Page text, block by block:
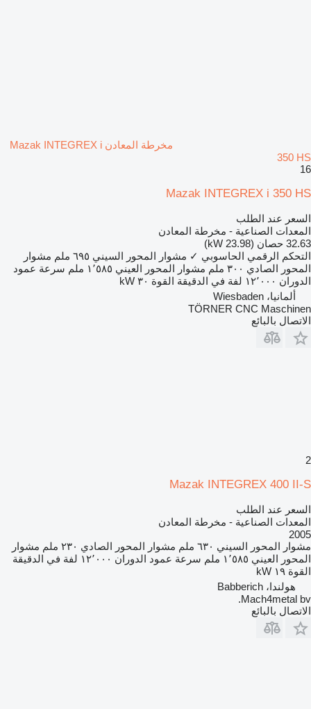
مخرطة المعادن Mazak INTEGREX i
350 HS
16
Mazak INTEGREX i 350 HS
السعر عند الطلب
المعدات الصناعية - مخرطة المعادن
32.63 حصان (23.98 kW)
التحكم الرقمي الحاسوبي ✓ مشوار المحور السيني ٦٩٥ ملم
مشوار
المحور الصادي ٣٠٠ ملم مشوار المحور العيني ١٬٥٨٥ ملم
سرعة عمود
الدوران ١٢٬٠٠٠ لفة في الدقيقة القوة ٣٠ kW
ألمانيا، Wiesbaden
TÖRNER CNC Maschinen
الاتصال بالبائع
2
Mazak INTEGREX 400 II-S
السعر عند الطلب
المعدات الصناعية - مخرطة المعادن
2005
مشوار المحور السيني ٦٣٠ ملم مشوار المحور الصادي ٢٣٠ ملم
مشوار
المحور العيني ١٬٥٨٥ ملم سرعة عمود الدوران ١٢٬٠٠٠ لفة في الدقيقة
القوة ١٩ kW
هولندا، Babberich
Mach4metal bv.
الاتصال بالبائع